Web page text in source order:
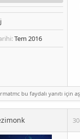
Tem 2016
bu faydalı yanıtı için